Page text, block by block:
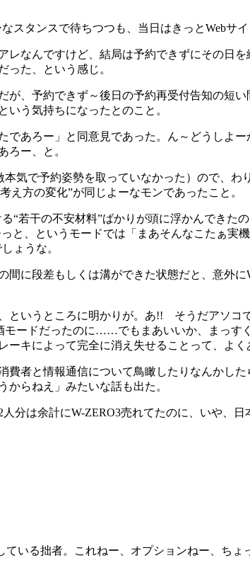
スタンスで待ちつつも、当日はきっとWebサ
なんですけど、結局は予約できずにその日
った、という感じ。
、予約できず～後日の予約再受付告知の短
いう気持ちになったとのこと。
あろー」と同意見であった。ん～どうしよー
ろー、と。
で予約姿勢を取っていなかった）ので、わ
え方の変化”が同じよーなモンであったこと。
“若干の不安材料”ばかりが頭に浮かんでき
、というモードでは「まあそんなこたぁ実機
ょうな。
に段差もしくは溝ができた状態だと、意外
というところに明かりが。あ!! そうだアソ
ドだったのに……でもまあいいか、まっす
キによって完全に消え失せることって、よく
者と情報通信について鳥瞰したりなんかし
らねえ」みたいな話も出た。
は余計にW-ZERO3売れてたのに、いや、
いる拙者。これねー、オプションねー、ちょ